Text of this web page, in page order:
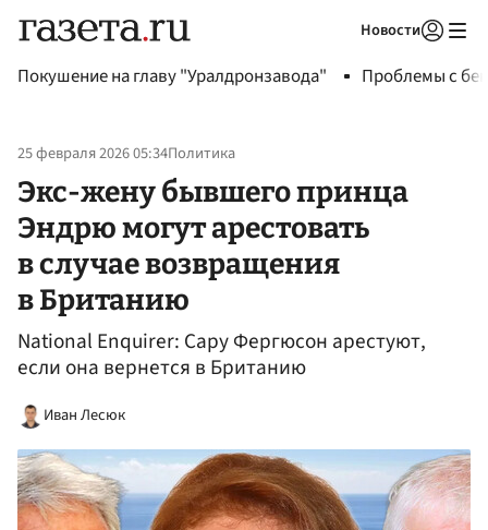
Новости
Покушение на главу "Уралдронзавода" Проблемы с
25 февраля 2026 05:34Политика
Экс-жену бывшего принца
Эндрю могут арестовать
в случае возвращения
в Британию
National Enquirer: Сару Фергюсон арестуют,
если она вернется в Британию
Иван Лесюк